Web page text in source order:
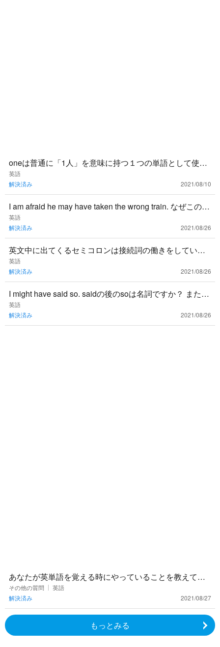
oneは普通に「1人」を意味に持つ１つの単語として使い
ますか？ 例えば loved one 愛する人 のように
英語
解決済み
2021/08/10
I am afraid he may have taken the wrong train. なぜこの文
章は接続詞または
英語
解決済み
2021/08/26
英文中に出てくるセミコロンは接続詞の働きをしている
のですか？
英語
解決済み
2021/08/26
I might have said so. saidの後のsoは名詞ですか？ また、
なぜsoで「そのようなこと」という意
英語
解決済み
2021/08/26
あなたが英単語を覚える時にやっていることを教えてく
ださい
その他の質問
英語
解決済み
2021/08/27
もっとみる